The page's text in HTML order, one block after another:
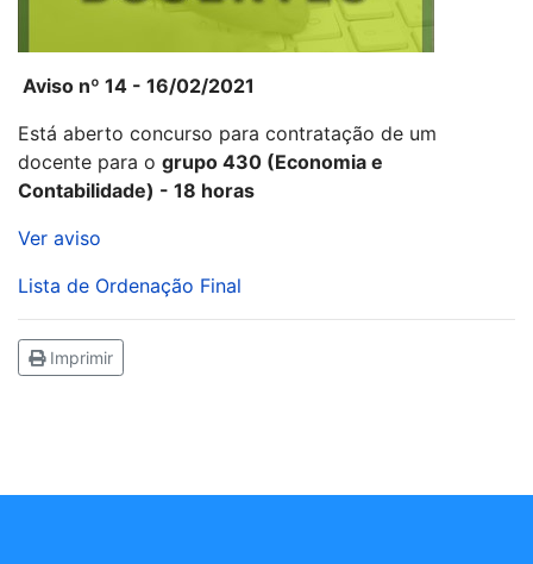
Aviso nº 14 - 16/02/2021
Está aberto concurso para contratação de um
docente para o grupo 430 (Economia e
Contabilidade) - 18 horas
Ver aviso
Lista de Ordenação Final
Imprimir